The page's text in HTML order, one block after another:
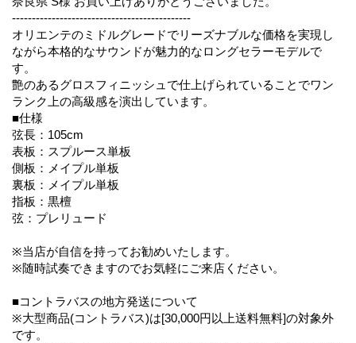
---------------------------------------------
オリエンテのミドルグレードでリーズナブルな価格を実現し
ながら本格的なサウンドが魅力的なロングセラーモデルで
す。
艶のあるグロスフィニッシュで仕上げられていることでワン
ランク上の高級感を演出しています。
■仕様
弦長：105cm
表板：スプルース単板
側板：メイプル単板
裏板：メイプル単板
指板：黒檀
弦：プレリュード
※当店が自信を持ってお勧めいたします。
※随時試奏できますのでお気軽にご来店ください。
■コントラバスの地方発送について
※大型商品(コントラバス)は[30,000円以上送料無料]の対象外
です。